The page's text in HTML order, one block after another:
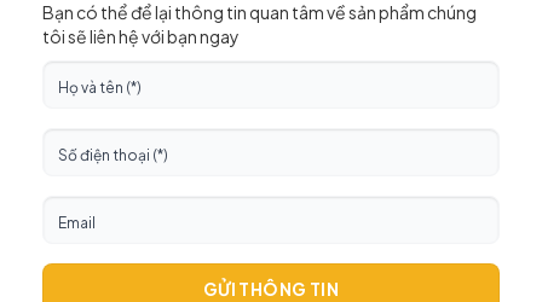
Bạn có thể để lại thông tin quan tâm về sản phẩm chúng
tôi sẽ liên hệ với bạn ngay
GỬI THÔNG TIN